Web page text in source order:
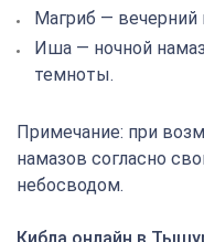
Магриб — вечерний
Иша — ночной
темноты.
Примечание: при
намазов согласно
небосводом.